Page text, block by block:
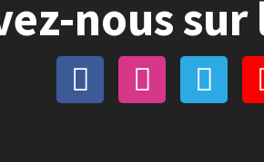
nous sur